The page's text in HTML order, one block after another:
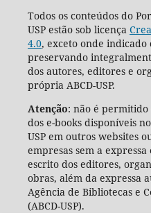
Todos os conteúdos do
USP estão sob licença
4.0, exceto onde indicado
preservando
dos autores, editores e
própria ABCD-USP.
Atenção: não é
dos e-books disponíveis
USP em outros websites
empresas sem a
escrito dos editores,
obras, além da expressa
Agência de Bibliotecas e
(ABCD-USP).